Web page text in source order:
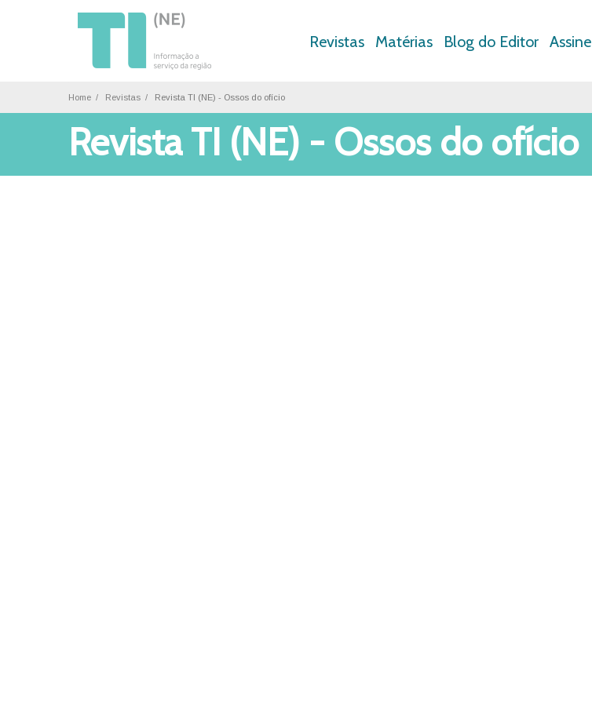
Revistas Matérias Blog do Editor Assine
Home Revistas Revista TI (NE) - Ossos do ofício
Revista TI (NE) - Ossos do ofício